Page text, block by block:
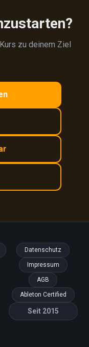
zu deinem Ziel
Datenschutz
Impressum
AGB
Ableton Certified
Seit 2015